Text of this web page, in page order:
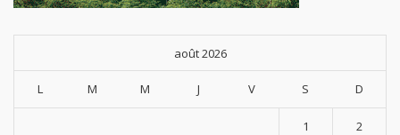
août 2026
L M M J V S D
1 2